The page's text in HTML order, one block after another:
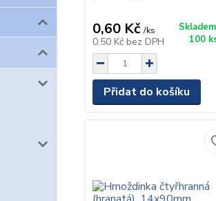
0,60 Kč /ks
0,50 Kč bez DPH
100
Přidat do košíku